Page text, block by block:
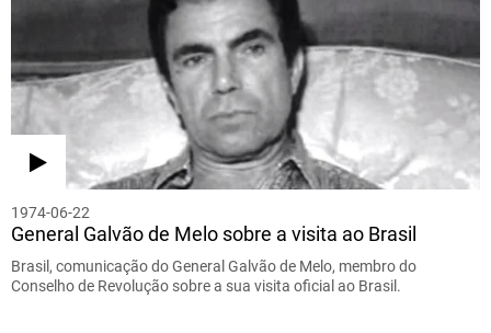
1974-06-22
General Galvão de Melo sobre a visita ao Brasil
Brasil, comunicação do General Galvão de Melo, membro do
Conselho de Revolução sobre a sua visita oficial ao Brasil.